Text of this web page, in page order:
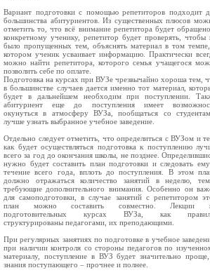
Вариант подготовки с помощью репетиторов подходит
большинства абитуриентов. Из существенных плюсов
отметить то, что всё внимание репетитора будет
конкретному ученику, репетитор будет проверять, чтобы
было пропущенных тем, объяснять материал в том
котором ученик усваивает информацию. Практически
можно найти репетитора, которого семья учащегося
позволить себе по оплате.
Подготовка на курсах при ВУЗе чрезвычайно хороша тем,
в большинстве случаев дается именно тот материал,
будет в дальнейшем необходим при поступлении.
абитуриент еще до поступления имеет
окунуться в атмосферу ВУЗа, пообщаться со
лучше узнать выбранное учебное заведение.
Отдельно следует отметить, что определиться с ВУЗом и
как будет осуществляться подготовка к поступлению
всего за год до окончания школы, не позднее.
нужно будет составить план подготовки и следовать
течение всего года, вплоть до поступления. В этом
должно отражаться количество занятий в неделю,
требующие дополнительного внимания. Особенно он
для самоподготовки, в случае занятий с репетитором
план можно составить совместно. Лекции
подготовительных курсах ВУЗа, как
структурированы педагогами, их преподающими.
При регулярных занятиях по подготовке в учебное
при наличии контроля со стороны педагогов по
материалу, поступление в ВУЗ будет значительно
знания поступающего – прочнее и полнее.